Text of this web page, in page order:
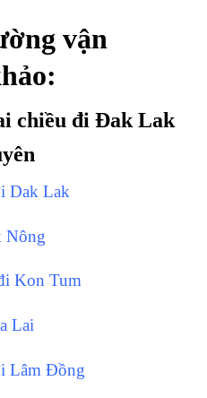
vận
chiều đi Đak Lak
Dak Lak
Nông
Kon Tum
Lai
Lâm Đồng